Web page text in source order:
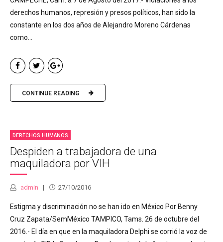
derechos humanos, represión y presos políticos, han sido la
constante en los dos años de Alejandro Moreno Cárdenas
como...
CONTINUE READING
DERECHOS HUMANOS
Despiden a trabajadora de una
maquiladora por VIH
admin 27/10/2016
Estigma y discriminación no se han ido en México Por Benny
Cruz Zapata/SemMéxico TAMPICO, Tams. 26 de octubre del
2016.- El día en que en la maquiladora Delphi se corrió la voz de